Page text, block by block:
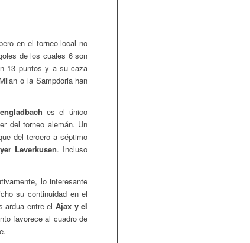
en el torneo local no
de los cuales 6 son
13 puntos y a su caza
o la Sampdoria han
es el único
del torneo alemán. Un
del tercero a séptimo
Leverkusen. Incluso
lo interesante
su continuidad en el
ardua entre elAjax y el
favorece al cuadro de